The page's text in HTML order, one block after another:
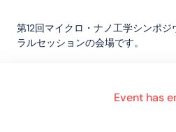
Event has
第12回マイクロ・ナノ工学シンポジ
ラルセッションの会場です。